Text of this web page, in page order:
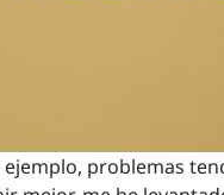
problemas